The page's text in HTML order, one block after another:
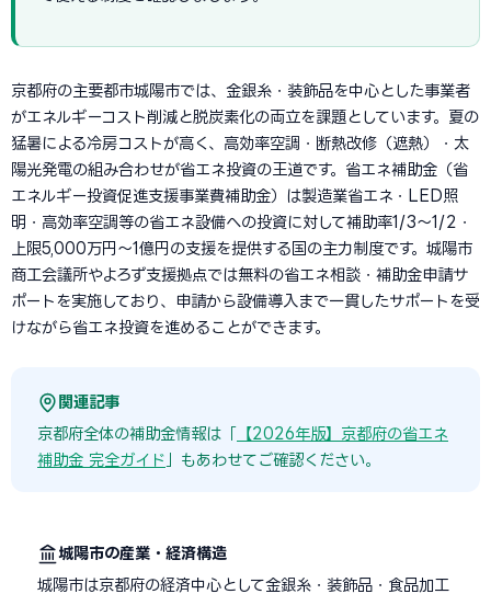
京都府の主要都市城陽市では、金銀糸・装飾品を中心とした事業者
がエネルギーコスト削減と脱炭素化の両立を課題としています。夏の
猛暑による冷房コストが高く、高効率空調・断熱改修（遮熱）・太
陽光発電の組み合わせが省エネ投資の王道です。省エネ補助金（省
エネルギー投資促進支援事業費補助金）は製造業省エネ・LED照
明・高効率空調等の省エネ設備への投資に対して補助率1/3〜1/2・
上限5,000万円〜1億円の支援を提供する国の主力制度です。城陽市
商工会議所やよろず支援拠点では無料の省エネ相談・補助金申請サ
ポートを実施しており、申請から設備導入まで一貫したサポートを受
けながら省エネ投資を進めることができます。
関連記事
京都府全体の補助金情報は「
【2026年版】京都府の省エネ
補助金 完全ガイド 」もあわせてご確認ください。
城陽市の産業・経済構造
城陽市は京都府の経済中心として金銀糸・装飾品・食品加工